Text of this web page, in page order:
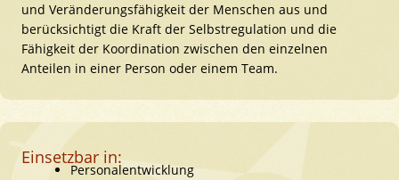
und Veränderungsfähigkeit der Menschen aus und
berücksichtigt die Kraft der Selbstregulation und die
Fähigkeit der Koordination zwischen den einzelnen
Anteilen in einer Person oder einem Team.
Einsetzbar in:
Personalentwicklung